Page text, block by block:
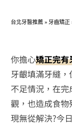
台北牙醫推薦 » 牙齒矯正
你擔心矯正完有
牙齦填滿牙縫
不足情況，在
觀，也造成食
現無從解決?今